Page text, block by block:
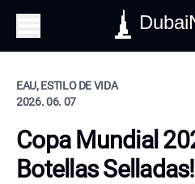
EAU, ESTILO DE VIDA
2026. 06. 07
Copa Mundial
Botellas Selladas!